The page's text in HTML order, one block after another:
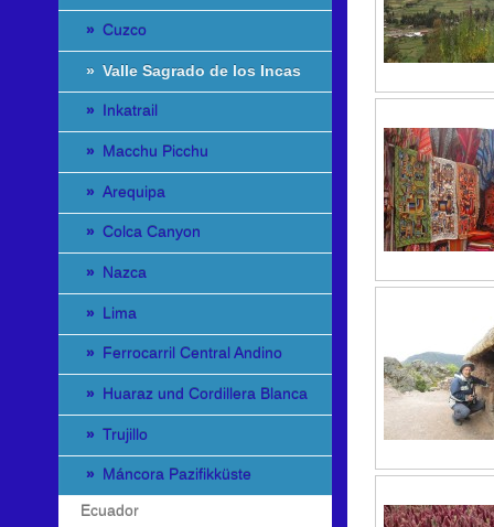
Cuzco
Valle Sagrado de los Incas
Inkatrail
Macchu Picchu
Arequipa
Colca Canyon
Nazca
Lima
Ferrocarril Central Andino
Huaraz und Cordillera Blanca
Trujillo
Máncora Pazifikküste
Ecuador